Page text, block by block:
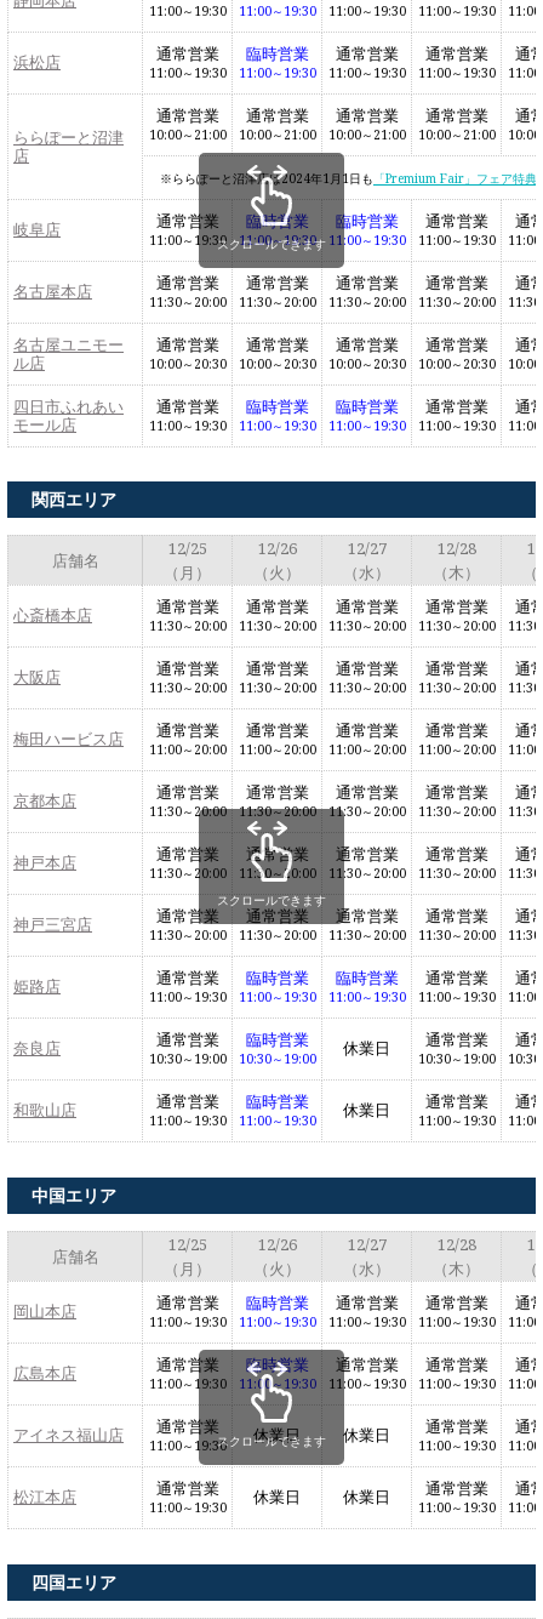
11:00～19:30 11:00～19:30 11:00～19:30 11:00～19:30
浜松店 通常営業
11:00～19:30
臨時営業
11:00～19:30
通常営業
11:00～19:30
通常営業
11:00～19:30
通
ららぽーと沼津
店
通常営業
10:00～21:00
通常営業
10:00～21:00
通常営業
10:00～21:00
通常営業
10:00～21:00
通
ららぽーと沼津店は2024年1月1日も 「Premium Fair」フェア特典
岐阜店 通常営業
11:00～19:30
臨時営業
11:00～19:30
臨時営業
11:00～19:30
通常営業
11:00～19:30
通
名古屋本店 通常営業
11:30～20:00
通常営業
11:30～20:00
通常営業
11:30～20:00
通常営業
11:30～20:00
通
名古屋ユニモー
ル店
通常営業
10:00～20:30
通常営業
10:00～20:30
通常営業
10:00～20:30
通常営業
10:00～20:30
通
四日市ふれあい
モール店
通常営業
11:00～19:30
臨時営業
11:00～19:30
臨時営業
11:00～19:30
通常営業
11:00～19:30
通
スクロールできます
関西エリア
店舗名
12/25
（月）
12/26
（火）
12/27
（水）
12/28
（木）
心斎橋本店
通常営業
11:30～20:00
通常営業
11:30～20:00
通常営業
11:30～20:00
通常営業
11:30～20:00
通
大阪店 通常営業
11:30～20:00
通常営業
11:30～20:00
通常営業
11:30～20:00
通常営業
11:30～20:00
通
梅田ハービス店 通常営業
11:00～20:00
通常営業
11:00～20:00
通常営業
11:00～20:00
通常営業
11:00～20:00
通
京都本店 通常営業
11:30～20:00
通常営業
11:30～20:00
通常営業
11:30～20:00
通常営業
11:30～20:00
通
神戸本店 通常営業
11:30～20:00
通常営業
11:30～20:00
通常営業
11:30～20:00
通常営業
11:30～20:00
通
神戸三宮店 通常営業
11:30～20:00
通常営業
11:30～20:00
通常営業
11:30～20:00
通常営業
11:30～20:00
通
姫路店 通常営業
11:00～19:30
臨時営業
11:00～19:30
臨時営業
11:00～19:30
通常営業
11:00～19:30
通
奈良店 通常営業
10:30～19:00
臨時営業
10:30～19:00 休業日 通常営業
10:30～19:00
通
和歌山店 通常営業
11:00～19:30
臨時営業
11:00～19:30 休業日 通常営業
11:00～19:30
通
スクロールできます
中国エリア
店舗名
12/25
（月）
12/26
（火）
12/27
（水）
12/28
（木）
岡山本店
通常営業
11:00～19:30
臨時営業
11:00～19:30
通常営業
11:00～19:30
通常営業
11:00～19:30
通
広島本店 通常営業
11:00～19:30
臨時営業
11:00～19:30
通常営業
11:00～19:30
通常営業
11:00～19:30
通
アイネス福山店 通常営業
11:00～19:30 休業日 休業日 通常営業
11:00～19:30
通
松江本店 通常営業
11:00～19:30 休業日 休業日 通常営業
11:00～19:30
通
スクロールできます
四国エリア